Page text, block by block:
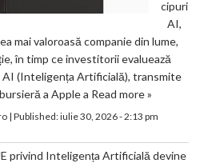
cipuri
AI,
mai valoroasă companie din lume,
în timp ce investitorii evaluează
(Inteligența Artificială), transmite
a Apple a Read more »
| Published:iulie 30, 2026 - 2:13 pm
privind Inteligența Artificială devine